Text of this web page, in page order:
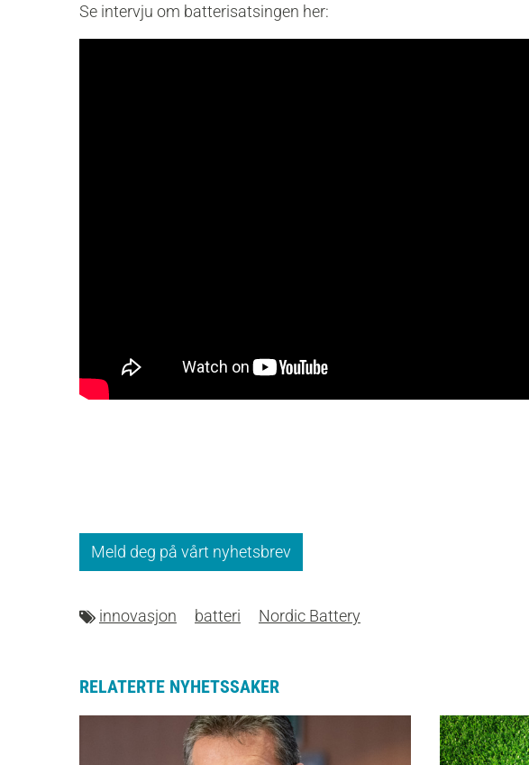
Se intervju om batterisatsingen her:
Meld deg på vårt nyhetsbrev
innovasjon batteri Nordic Battery
RELATERTE NYHETSSAKER